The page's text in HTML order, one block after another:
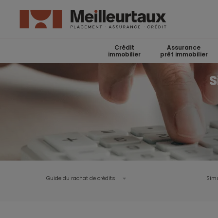
Crédit
immobilier
Assurance
prêt immobilier
Guide du rachat de crédits